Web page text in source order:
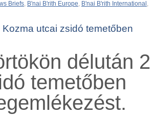
Briefs, B'nai B'rith Europe, B'nai B'rith International ,
utcai zsidó temetőben
délután 2
temetőben